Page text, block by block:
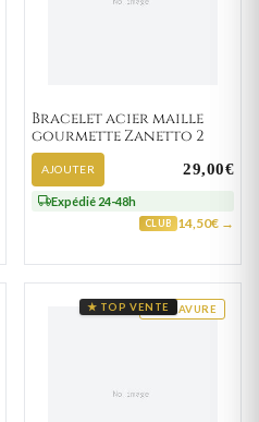
Bracelet acier maille
gourmette Zanetto 2
AJOUTER 29,00€
Expédié 24-48h
CLUB 14,50€ →
GRAVURE
★ TOP VENTE